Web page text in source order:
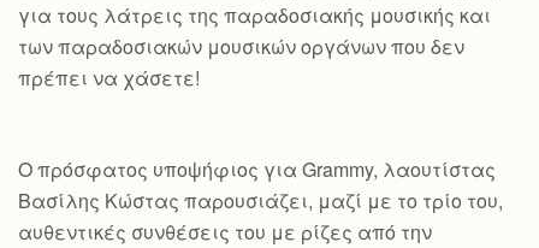
για τους λάτρεις της παραδοσιακής μουσικής και
των παραδοσιακών μουσικών οργάνων που δεν
πρέπει να χάσετε!
Ο πρόσφατος υποψήφιος για Grammy, λαουτίστας
Βασίλης Κώστας παρουσιάζει, μαζί με το τρίο του,
αυθεντικές συνθέσεις του με ρίζες από την